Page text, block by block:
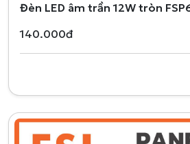
Đèn LED âm trần 12W tròn
140.000đ